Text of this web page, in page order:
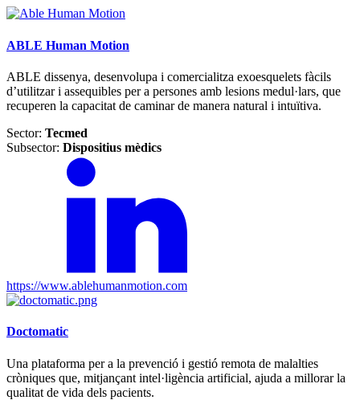
ABLE Human Motion
ABLE dissenya, desenvolupa i comercialitza exoesquelets fàcils
d’utilitzar i assequibles per a persones amb lesions medul·lars, que
recuperen la capacitat de caminar de manera natural i intuïtiva.
Sector: Tecmed
Subsector: Dispositius mèdics
https://www.ablehumanmotion.com
Doctomatic
Una plataforma per a la prevenció i gestió remota de malalties
cròniques que, mitjançant intel·ligència artificial, ajuda a millorar la
qualitat de vida dels pacients.